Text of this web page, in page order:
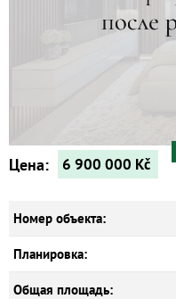
Квартиры
Цена: 6 900 000 Kč
Номер объекта:
Планировка:
Общая площадь: